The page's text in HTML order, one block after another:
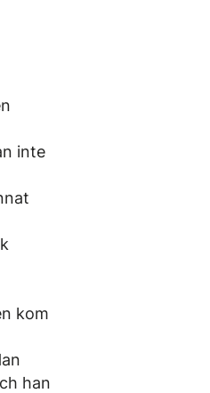
inte
kom
han